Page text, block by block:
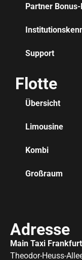
Partner
Support
Flotte
Übersicht
Limousine
Kombi
Großraum
Adresse
Main Taxi Frankfurt
Theodor-Heuss-